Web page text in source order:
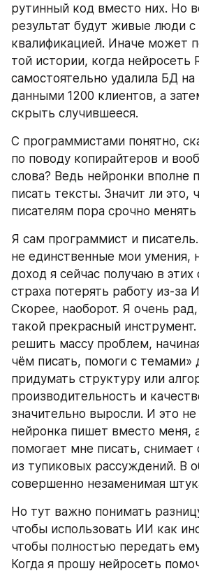
рутинный код вместо них. Но
результат будут живые люди
квалификацией. Иначе может
той истории, когда нейросеть
самостоятельно удалила БД
данными 1200 клиентов, а
скрыть случившееся.
С программистами понятно,
по поводу копирайтеров и
слова? Ведь нейронки вполне
писать тексты. Значит ли это,
писателям пора срочно
Я сам программист и
не единственные мои умения,
доход я сейчас получаю в этих
страха потерять работу из-за
Скорее, наоборот. Я очень
такой прекрасный
решить массу проблем,
чём писать, помоги с темами»
придумать структуру или
производительность и
значительно выросли. И это
нейронка пишет вместо меня,
помогает мне писать, снимает
из тупиковых рассуждений. В
совершенно незаменимая
Но тут важно понимать
чтобы использовать ИИ как
чтобы полностью передать
Когда я прошу нейросеть